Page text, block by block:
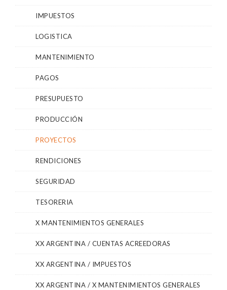
IMPUESTOS
LOGISTICA
MANTENIMIENTO
PAGOS
PRESUPUESTO
PRODUCCIÓN
PROYECTOS
RENDICIONES
SEGURIDAD
TESORERIA
X MANTENIMIENTOS GENERALES
XX ARGENTINA / CUENTAS ACREEDORAS
XX ARGENTINA / IMPUESTOS
XX ARGENTINA / X MANTENIMIENTOS GENERALES